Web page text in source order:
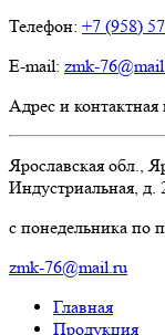
Телефон: +7 (958)
E-mail: zmk-
Адрес и
Ярославская обл.,
Индустриальная, д.
c понедельника по
zmk-76@mail.ru
Главная
Продукция